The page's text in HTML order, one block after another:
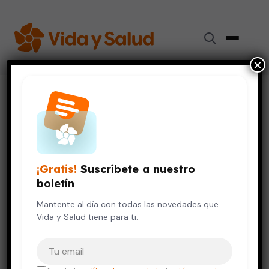
Videos de Salud
Los gases intestinales: ¡Todos los tenemos!
DIGESTIÓN Y NUTRICIÓN
Los gases intestinales: ¡Todos
los tenemos!
19 de septiembre, 2016
¡Gratis! Suscríbete a nuestro
boletín
Mantente al día con todas las novedades que
Vida y Salud tiene para ti.
×